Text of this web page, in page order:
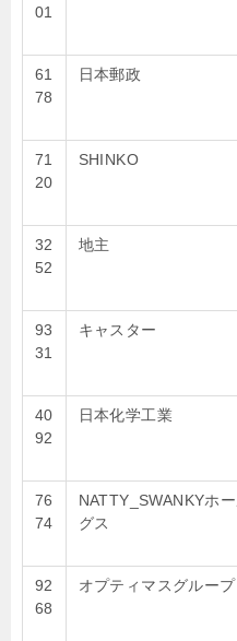
01
61
78
日本郵政
71
20
SHINKO
32
52
地主
93
31
キャスター
40
92
日本化学工業
76
74
NATTY_SWANKYホ
グス
92
68
オプティマスグループ